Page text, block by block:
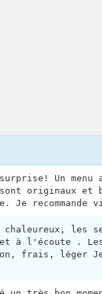
Un menu
originaux et
Je recommande
chaleureux, les
à l'écoute .
frais, léger Je